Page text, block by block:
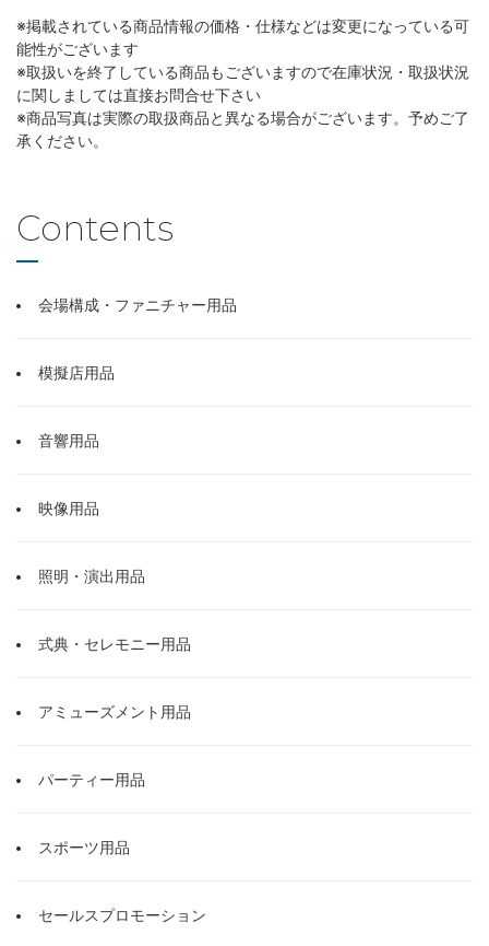
※掲載されている商品情報の価格・仕様などは変更になっている可
能性がございます
※取扱いを終了している商品もございますので在庫状況・取扱状況
に関しましては直接お問合せ下さい
※商品写真は実際の取扱商品と異なる場合がございます。予めご了
承ください。
Contents
会場構成・ファニチャー用品
模擬店用品
音響用品
映像用品
照明・演出用品
式典・セレモニー用品
アミューズメント用品
パーティー用品
スポーツ用品
セールスプロモーション